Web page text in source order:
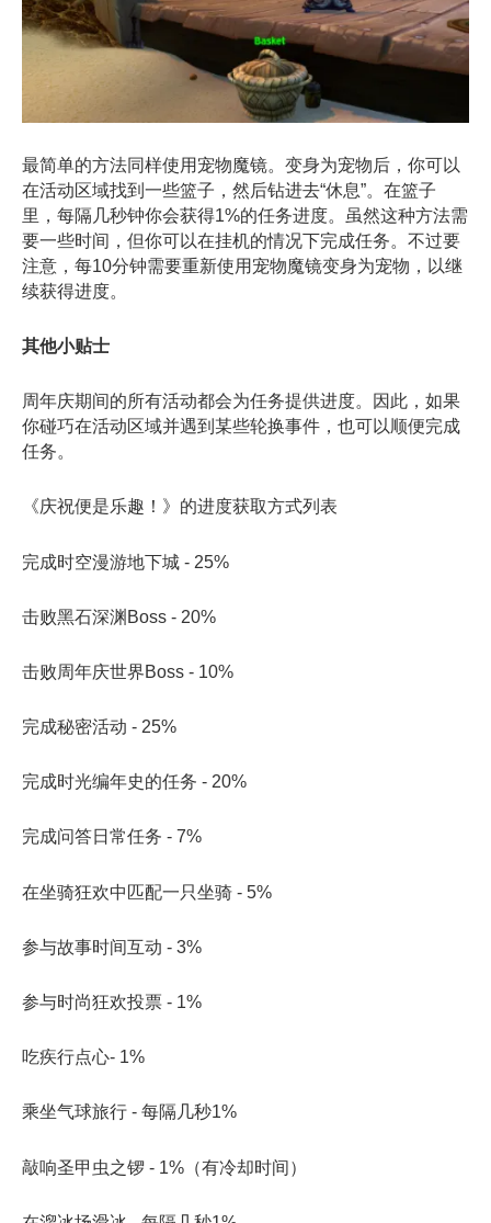
最简单的方法同样使用宠物魔镜。变身为宠物后，你可以
在活动区域找到一些篮子，然后钻进去“休息”。在篮子
里，每隔几秒钟你会获得1%的任务进度。虽然这种方法需
要一些时间，但你可以在挂机的情况下完成任务。不过要
注意，每10分钟需要重新使用宠物魔镜变身为宠物，以继
续获得进度。
其他小贴士
周年庆期间的所有活动都会为任务提供进度。因此，如果
你碰巧在活动区域并遇到某些轮换事件，也可以顺便完成
任务。
《庆祝便是乐趣！》的进度获取方式列表
完成时空漫游地下城 - 25%
击败黑石深渊Boss - 20%
击败周年庆世界Boss - 10%
完成秘密活动 - 25%
完成时光编年史的任务 - 20%
完成问答日常任务 - 7%
在坐骑狂欢中匹配一只坐骑 - 5%
参与故事时间互动 - 3%
参与时尚狂欢投票 - 1%
吃疾行点心- 1%
乘坐气球旅行 - 每隔几秒1%
敲响圣甲虫之锣 - 1%（有冷却时间）